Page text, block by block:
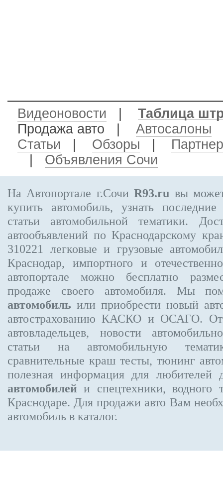
Видеоновости
Таблица
Продажа авто
Автосалоны
Статьи
Обзоры
Объявления Сочи
На Автопортале г.СочиR93.ru вы
купить автомобиль, узнать
статьи автомобильной тематики.
автообъявлений по Краснодарскому
310221
легковые и грузовые
Краснодар, импортного и
автопортале можно бесплатно
продаже своего автомобиля. Мы
автомобиль или приобрести новый
автострахованию КАСКО и ОСАГО.
автовладельцев, новости
статьи на автомобильную
сравнительные краш тесты, тюнинг
полезная информация для любителей
автомобилей и спецтехники, водного
Краснодаре. Для продажи авто Вам
автомобиль в каталог.